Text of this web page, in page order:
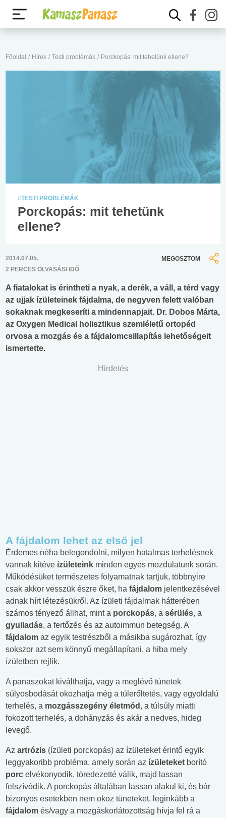
Főoldal / Hírek / Testi problémák / Porckopás: mit tehetünk ellene?
#TESTI PROBLÉMÁK
Porckopás: mit tehetünk
ellene?
2014.07.05.
2 PERCES OLVASÁSI IDŐ
MEGOSZTOM
A fiatalokat is érintheti a nyak, a derék, a váll, a térd vagy
az ujjak ízületeinek fájdalma, de negyven felett valóban
sokaknak megkeseríti a mindennapjait. Dr. Dobos Márta,
az Oxygen Medical holisztikus szemléletű ortopéd
orvosa a mozgás és a fájdalomcsillapítás lehetőségeit
ismertette.
Hirdetés
A fájdalom lehet az első jel
Érdemes néha belegondolni, milyen hatalmas terhelésnek
vannak kitéve ízületeink minden egyes mozdulatunk során.
Működésüket természetes folyamatnak tartjuk, többnyire
csak akkor vesszük észre őket, ha fájdalom jelentkezésével
adnak hírt létezésükről. Az ízületi fájdalmak hátterében
számos tényező állhat, mint a porckopás, a sérülés, a
gyulladás, a fertőzés és az autoimmun betegség. A
fájdalom az egyik testrészből a másikba sugározhat, így
sokszor azt sem könnyű megállapítani, a hiba mely
ízületben rejlik.
A panaszokat kiválthatja, vagy a meglévő tünetek
súlyosbodását okozhatja még a túlerőltetés, vagy egyoldalú
terhelés, a mozgásszegény életmód , a túlsúly miatti
fokozott terhelés, a dohányzás és akár a nedves, hideg
levegő.
Az artrózis (ízületi porckopás) az ízületeket érintő egyik
leggyakoribb probléma, amely során az ízületeket borító
porc elvékonyodik, töredezetté válik, majd lassan
felszívódik. A porckopás általában lassan alakul ki, és bár
bizonyos esetekben nem okoz tüneteket, leginkább a
fájdalom és/vagy a mozgáskorlátozottság hívja fel rá a